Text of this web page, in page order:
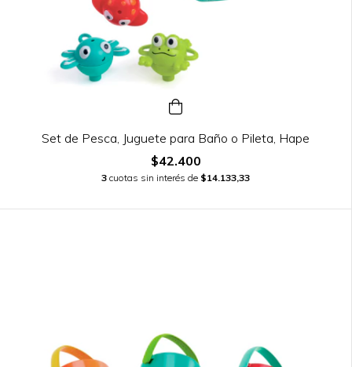
Set de Pesca, Juguete para Baño o Pileta, Hape
$42.400
3 cuotas sin interés de $14.133,33